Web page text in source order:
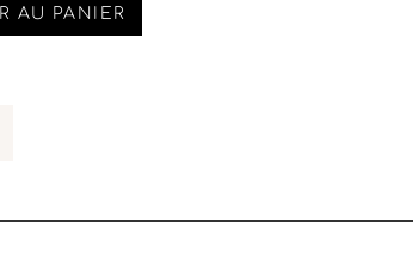
AU PANIER